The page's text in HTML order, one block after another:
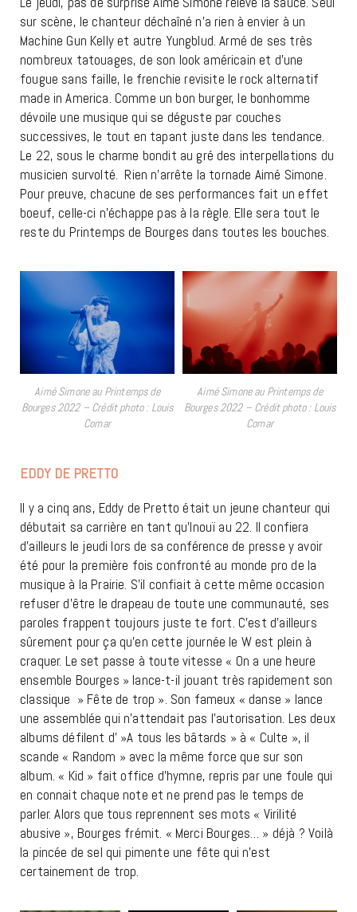
sur scène, le chanteur déchaîné n’a rien à envier à un
Machine Gun Kelly et autre Yungblud. Armé de ses très
nombreux tatouages, de son look américain et d’une
fougue sans faille, le frenchie revisite le rock alternatif
made in America. Comme un bon burger, le bonhomme
dévoile une musique qui se déguste par couches
successives, le tout en tapant juste dans les tendance.
Le 22, sous le charme bondit au gré des interpellations du
musicien survolté. Rien n’arrête la tornade Aimé Simone.
Pour preuve, chacune de ses performances fait un effet
boeuf, celle-ci n’échappe pas à la règle. Elle sera tout le
reste du Printemps de Bourges dans toutes les bouches.
Aimé Simone au Printemps de
Bourges 2022 – Crédit photo : Louis
Comar
Aimé Simone au Printemps de
Bourges 2022 – Crédit photo : Louis
Comar
EDDY DE PRETTO
Il y a cinq ans, Eddy de Pretto était un jeune chanteur qui
débutait sa carrière en tant qu’Inouï au 22. Il confiera
d’ailleurs le jeudi lors de sa conférence de presse y avoir
été pour la première fois confronté au monde pro de la
musique à la Prairie. S’il confiait à cette même occasion
refuser d’être le drapeau de toute une communauté, ses
paroles frappent toujours juste te fort. C’est d’ailleurs
sûrement pour ça qu’en cette journée le W est plein à
craquer. Le set passe à toute vitesse « On a une heure
ensemble Bourges » lance-t-il jouant très rapidement son
classique » Fête de trop ». Son fameux « danse » lance
une assemblée qui n’attendait pas l’autorisation. Les deux
albums défilent d' »A tous les bâtards » à « Culte », il
scande « Random » avec la même force que sur son
album. « Kid » fait office d’hymne, repris par une foule qui
en connait chaque note et ne prend pas le temps de
parler. Alors que tous reprennent ses mots « Virilité
abusive », Bourges frémit. « Merci Bourges… » déjà ? Voilà
la pincée de sel qui pimente une fête qui n’est
certainement de trop.